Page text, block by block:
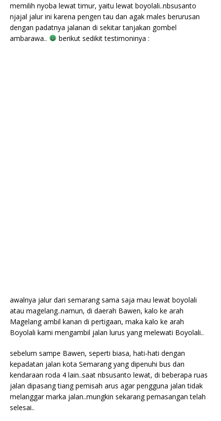
memilih nyoba lewat timur, yaitu lewat boyolali..nbsusanto
njajal jalur ini karena pengen tau dan agak males berurusan
dengan padatnya jalanan di sekitar tanjakan gombel
ambarawa..
berikut sedikit testimoninya :
awalnya jalur dari semarang sama saja mau lewat boyolali
atau magelang..namun, di daerah Bawen, kalo ke arah
Magelang ambil kanan di pertigaan, maka kalo ke arah
Boyolali kami mengambil jalan lurus yang melewati Boyolali..
sebelum sampe Bawen, seperti biasa, hati-hati dengan
kepadatan jalan kota Semarang yang dipenuhi bus dan
kendaraan roda 4 lain..saat nbsusanto lewat, di beberapa ruas
jalan dipasang tiang pemisah arus agar pengguna jalan tidak
melanggar marka jalan..mungkin sekarang pemasangan telah
selesai..